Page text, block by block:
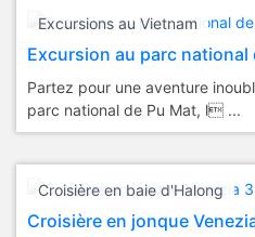
Excursions au Vietnam
Excursion au parc national
Partez pour une aventure
parc national de Pu Mat, l ...
Croisière en baie d'Halong
Croisière en jonque